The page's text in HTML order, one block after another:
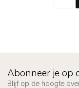
Abonneer je op
Blijf op de hoogte